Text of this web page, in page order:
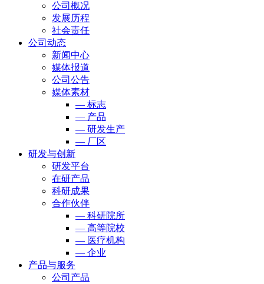
公司概况
发展历程
社会责任
公司动态
新闻中心
媒体报道
公司公告
媒体素材
— 标志
— 产品
— 研发生产
— 厂区
研发与创新
研发平台
在研产品
科研成果
合作伙伴
— 科研院所
— 高等院校
— 医疗机构
— 企业
产品与服务
公司产品